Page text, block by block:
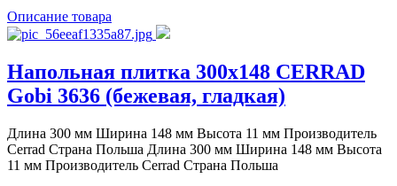
Описание товара
Напольная плитка 300x148 CERRAD
Gobi 3636 (бежевая, гладкая)
Длина 300 мм Ширина 148 мм Высота 11 мм Производитель
Cerrad Страна Польша Длина 300 мм Ширина 148 мм Высота
11 мм Производитель Cerrad Страна Польша